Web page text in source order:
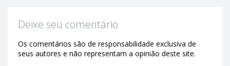
Deixe seu comentário
Os comentários são de responsabilidade exclusiva de
seus autores e não representam a opinião deste site.